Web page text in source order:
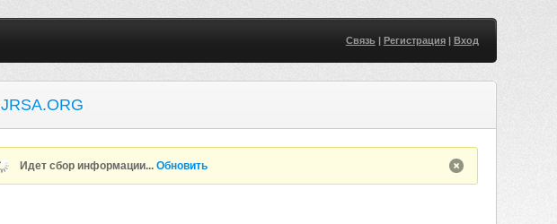
Связь| Регистрация| Вход
JRSA.ORG
Идет сбор информации...Обновить